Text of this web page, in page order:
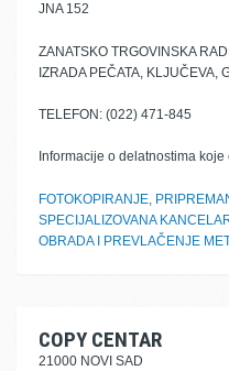
JNA 152
ZANATSKO TRGOVINSKA
IZRADA PEČATA, KLJUČEVA,
TELEFON: (022) 471-845
Informacije o delatnostima
FOTOKOPIRANJE,
SPECIJALIZOVANA
OBRADA I PREVLAČENJE
COPY CENTAR
21000 NOVI SAD